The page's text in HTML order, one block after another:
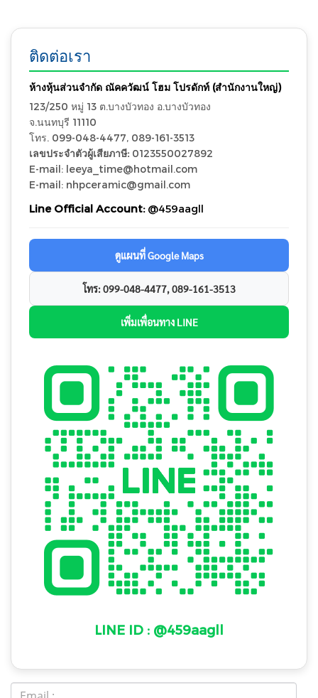
ติดต่อเรา
ห้างหุ้นส่วนจำกัด ณัคควัฒน์ โฮม โปรดักท์ (สำนักงานใหญ่)
123/250 หมู่ 13 ต.บางบัวทอง อ.บางบัวทอง
จ.นนทบุรี 11110
โทร. 099-048-4477, 089-161-3513
เลขประจำตัวผู้เสียภาษี: 0123550027892
E-mail: leeya_time@hotmail.com
E-mail: nhpceramic@gmail.com
Line Official Account:@459aagll
ดูแผนที่ Google Maps
โทร: 099-048-4477, 089-161-3513
เพิ่มเพื่อนทาง LINE
LINE ID : @459aagll